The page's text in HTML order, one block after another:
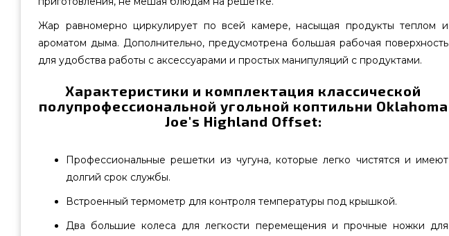
Жар равномерно циркулирует по всей камере, насыщая продукты теплом и
ароматом дыма. Дополнительно, предусмотрена большая рабочая поверхность
для удобства работы с аксессуарами и простых манипуляций с продуктами.
Характеристики и комплектация классической
полупрофессиональной угольной коптильни Oklahoma
Joe's Highland Offset:
Профессиональные решетки из чугуна, которые легко чистятся и имеют
долгий срок службы.
Встроенный термометр для контроля температуры под крышкой.
Два большие колеса для легкости перемещения и прочные ножки для